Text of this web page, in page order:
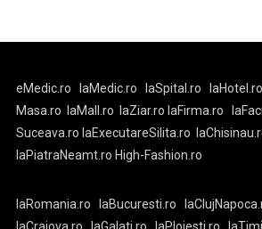
eMedic.ro laMedic.ro laSpital.ro laHotel.ro
Masa.ro
laMall.ro laZiar.ro laFirma.ro
Suceava.ro laExecutareSilita.ro
laPiatraNeamt.ro High-Fashion.ro
laRomania.ro laBucuresti.ro